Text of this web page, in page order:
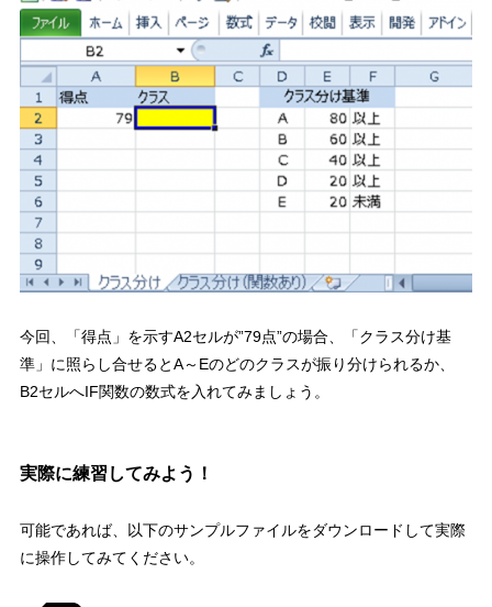
今回、「得点」を示すA2セルが”79点”の場合、「クラス分け基
準」に照らし合せるとA～Eのどのクラスが振り分けられるか、
B2セルへIF関数の数式を入れてみましょう。
実際に練習してみよう！
可能であれば、以下のサンプルファイルをダウンロードして実際
に操作してみてください。